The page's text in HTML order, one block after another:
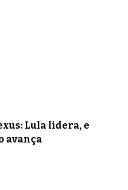
Lula lidera, e
avança